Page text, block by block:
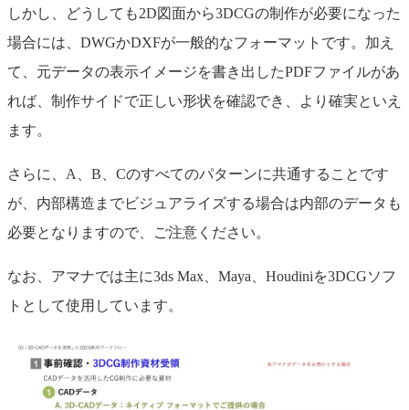
しかし、どうしても2D図面から3DCGの制作が必要になった
場合には、DWGかDXFが一般的なフォーマットです。加え
て、元データの表示イメージを書き出したPDFファイルがあ
れば、制作サイドで正しい形状を確認でき、より確実といえ
ます。
さらに、A、B、Cのすべてのパターンに共通することです
が、内部構造までビジュアライズする場合は内部のデータも
必要となりますので、ご注意ください。
なお、アマナでは主に3ds Max、Maya、Houdiniを3DCGソフ
トとして使用しています。